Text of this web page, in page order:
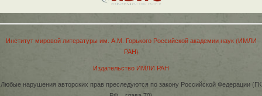
Институт мировой литературы им. А.М. Горького Российской академии наук (ИМЛИ
РАН)
Издательство ИМЛИ РАН
Любые нарушения авторских прав преследуются по закону Российской Федерации (ГК